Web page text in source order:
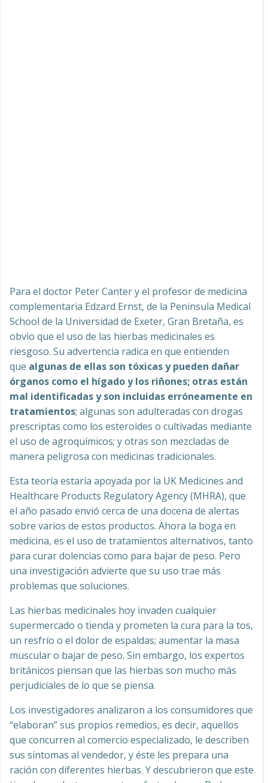
Para el doctor Peter Canter y el profesor de medicina
complementaria Edzard Ernst, de la Peninsula Medical
School de la Universidad de Exeter, Gran Bretaña, es
obvio que el uso de las hierbas medicinales es
riesgoso. Su advertencia radica en que entienden
que algunas de ellas son tóxicas y pueden dañar
órganos como el hígado y los riñones; otras están
mal identificadas y son incluidas erróneamente en
tratamientos; algunas son adulteradas con drogas
prescriptas como los esteroides o cultivadas mediante
el uso de agroquímicos; y otras son mezcladas de
manera peligrosa con medicinas tradicionales.
Esta teoría estaría apoyada por la UK Medicines and
Healthcare Products Regulatory Agency (MHRA), que
el año pasado envió cerca de una docena de alertas
sobre varios de estos productos. Ahora la boga en
medicina, es el uso de tratamientos alternativos, tanto
para curar dolencias como para bajar de peso. Pero
una investigación advierte que su uso trae más
problemas que soluciones.
Las hierbas medicinales hoy invaden cualquier
supermercado o tienda y prometen la cura para la tos,
un resfrío o el dolor de espaldas; aumentar la masa
muscular o bajar de peso. Sin embargo, los expertos
británicos piensan que las hierbas son mucho más
perjudiciales de lo que se piensa.
Los investigadores analizaron a los consumidores que
“elaboran” sus propios remedios, es decir, aquellos
que concurren al comercio especializado, le describen
sus síntomas al vendedor, y éste les prepara una
ración con diferentes hierbas. Y descubrieron que este